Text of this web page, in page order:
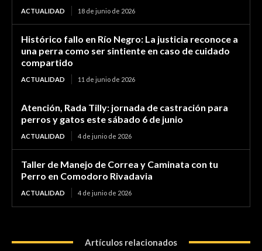
ACTUALIDAD 18 de junio de 2026
Histórico fallo en Río Negro: La justicia reconoce a
una perra como ser sintiente en caso de cuidado
compartido
ACTUALIDAD 11 de junio de 2026
Atención, Rada Tilly: jornada de castración para
perros y gatos este sábado 6 de junio
ACTUALIDAD 4 de junio de 2026
Taller de Manejo de Correa y Caminata con tu
Perro en Comodoro Rivadavia
ACTUALIDAD 4 de junio de 2026
Artículos relacionados